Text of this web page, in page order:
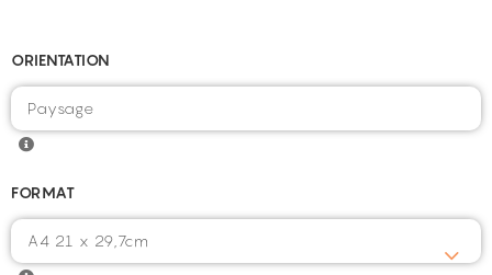
ORIENTATION
FORMAT